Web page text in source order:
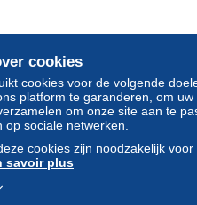
cookies
cookies voor de volgende
platform te garanderen, om
om onze site aan te
op sociale netwerken.
cookies zijn noodzakelijk
savoir plus
ons op
srl. Alle rechten